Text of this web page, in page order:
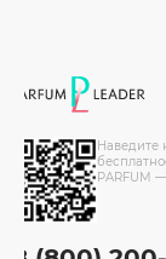
Наведите
PARFUM